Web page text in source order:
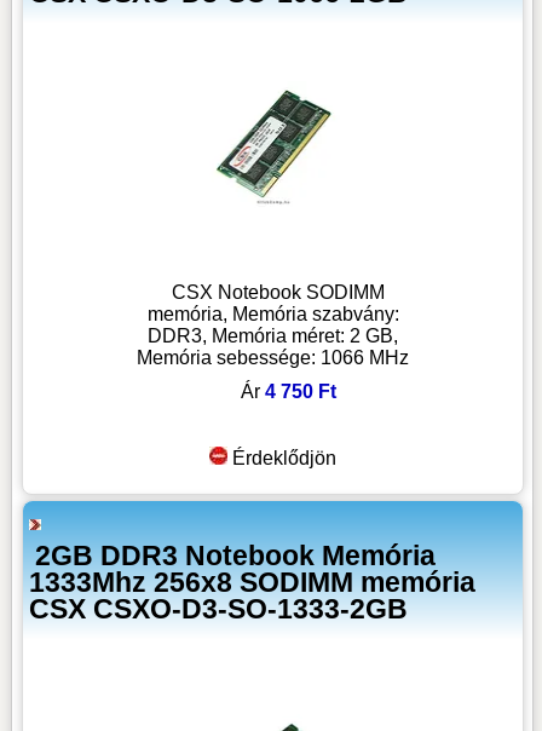
CSX Notebook SODIMM
memória, Memória szabvány:
DDR3, Memória méret: 2 GB,
Memória sebessége: 1066 MHz
Ár4 750 Ft
Érdeklődjön
2GB DDR3 Notebook Memória
1333Mhz 256x8 SODIMM memória
CSX CSXO-D3-SO-1333-2GB